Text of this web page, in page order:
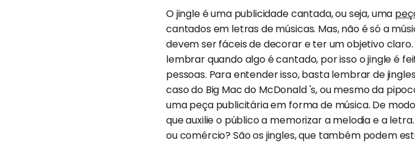
O jingle é uma publicidade cantada, ou seja, uma
cantados em letras de músicas. Mas, não é só a
devem ser fáceis de decorar e ter um objetivo
lembrar quando algo é cantado, por isso o jingle é
pessoas. Para entender isso, basta lembrar de
caso do Big Mac do McDonald 's, ou mesmo da
uma peça publicitária em forma de música. De
que auxilie o público a memorizar a melodia e a
ou comércio? São os jingles, que também podem